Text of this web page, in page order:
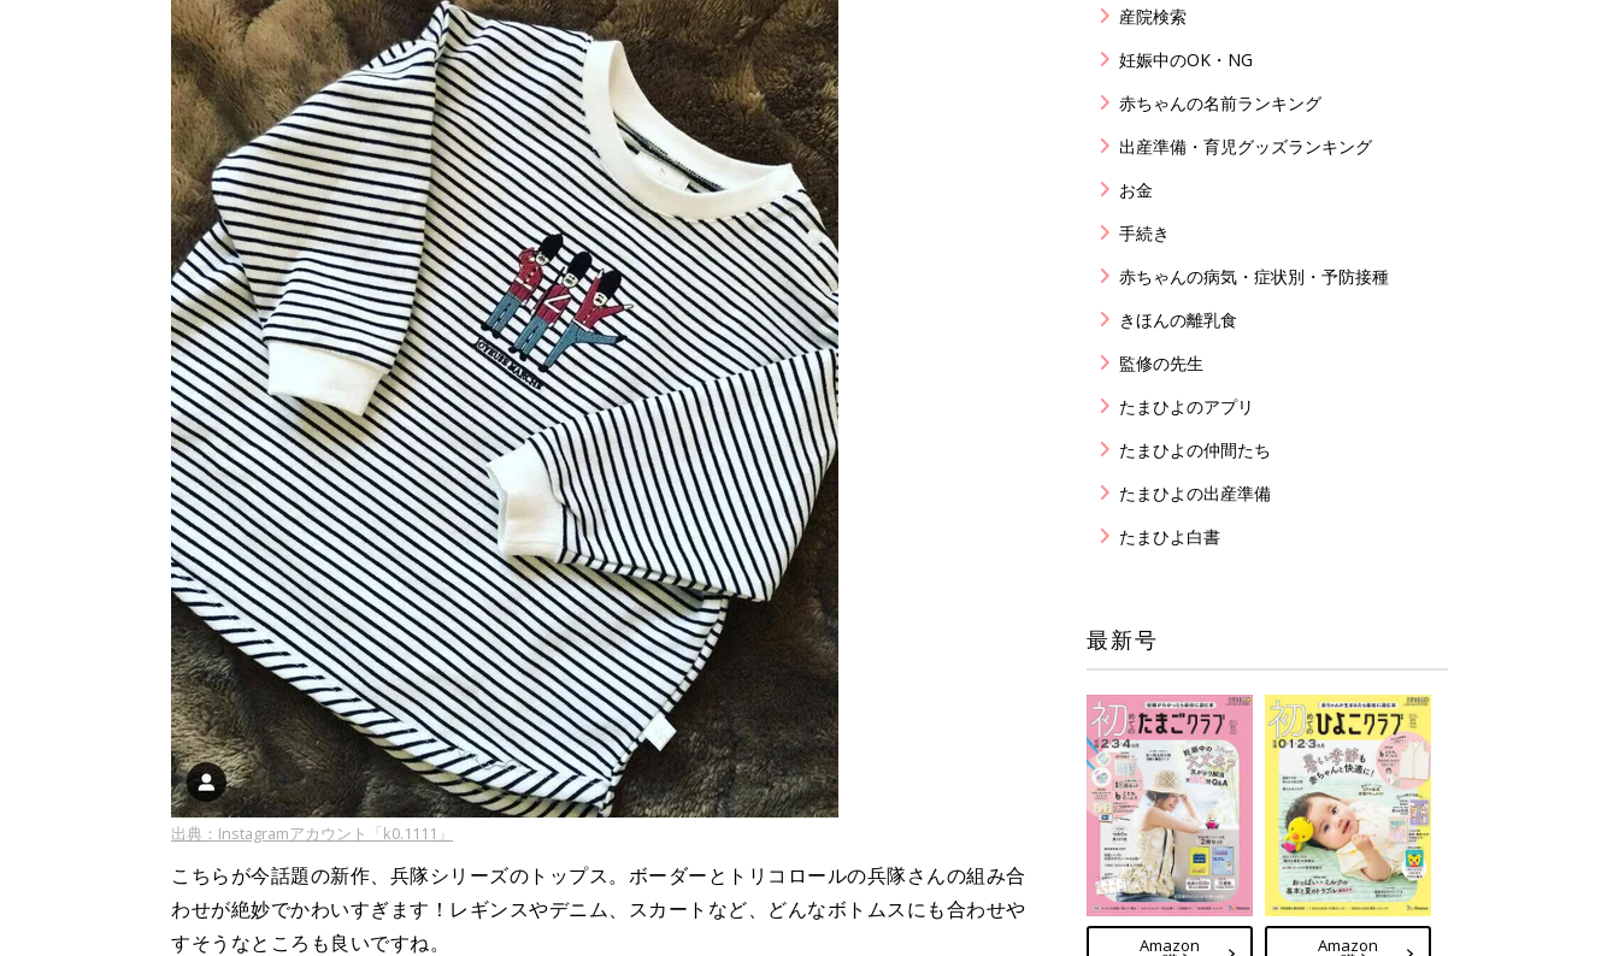
e
出典：Instagramアカウント「k0.1111」
こちらが今話題の新作、兵隊シリーズのトップス。ボーダーとトリコロールの兵隊さんの組み合
わせが絶妙でかわいすぎます！レギンスやデニム、スカートなど、どんなボトムスにも合わせや
すそうなところも良いですね。
産院検索
妊娠中のOK・NG
赤ちゃんの名前ランキング
出産準備・育児グッズランキング
お金
手続き
赤ちゃんの病気・症状別・予防接種
きほんの離乳食
監修の先生
たまひよのアプリ
たまひよの仲間たち
たまひよの出産準備
たまひよ白書
最新号
Amazon Amazon